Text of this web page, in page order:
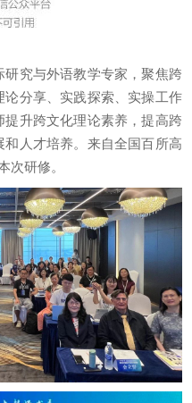
究与外语教学专家，聚焦跨
分享、实践探索、实操工作
升跨文化理论素养，提高跨
人才培养。来自全国百所高
研修。